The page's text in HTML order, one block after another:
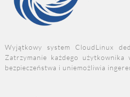
Wyjątkowy system CloudLinux
Zatrzymanie każdego
bezpieczeństwa i uniemożliwia